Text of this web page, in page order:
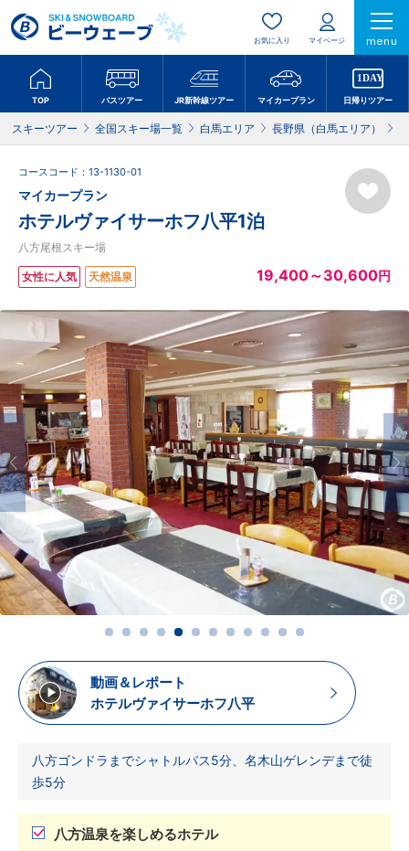
お気に入り マイページ menu
TOP バスツアー JR新幹線ツアー マイカープラン 日帰りツアー
スキーツアー 全国スキー場一覧 白馬エリア 長野県（白馬エリア）
コースコード：13-1130-01
マイカープラン
ホテルヴァイサーホフ八平1泊
八方尾根スキー場
女性に人気 天然温泉 19,400～30,600円
動画＆レポート
ホテルヴァイサーホフ八平
八方ゴンドラまでシャトルバス5分、名木山ゲレンデまで徒
歩5分
八方温泉を楽しめるホテル